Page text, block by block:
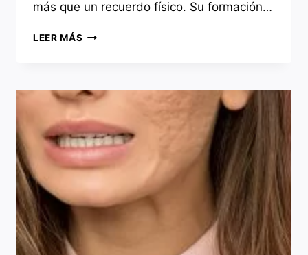
más que un recuerdo físico. Su formación…
LEER MÁS CICATRICES
DE
UNA
PIEL
MARCADA